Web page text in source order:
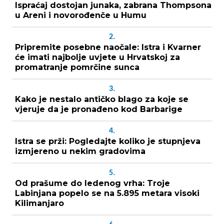
Ispraćaj dostojan junaka, zabrana Thompsona
u Areni i novorođenče u Humu
2.
Pripremite posebne naočale: Istra i Kvarner
će imati najbolje uvjete u Hrvatskoj za
promatranje pomrčine sunca
3.
Kako je nestalo antičko blago za koje se
vjeruje da je pronađeno kod Barbarige
4.
Istra se prži: Pogledajte koliko je stupnjeva
izmjereno u nekim gradovima
5.
Od prašume do ledenog vrha: Troje
Labinjana popelo se na 5.895 metara visoki
Kilimanjaro